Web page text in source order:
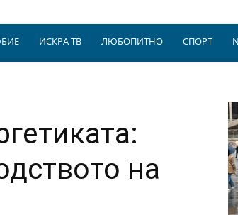
ИСКРА ТВ ЛЮБОПИТНО СПОРТ
на